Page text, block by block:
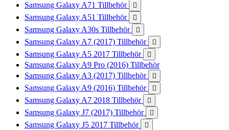
Samsung Galaxy A71 Tillbehör 
Samsung Galaxy A51 Tillbehör 
Samsung Galaxy A30s Tillbehör 
Samsung Galaxy A7 (2017) Tillbehör 
Samsung Galaxy A5 2017 Tillbehör 
Samsung Galaxy A9 Pro (2016) Tillbehör
Samsung Galaxy A3 (2017) Tillbehör

Samsung Galaxy A9 (2016) Tillbehör 
Samsung Galaxy A7 2018 Tillbehör 
Samsung Galaxy J7 (2017) Tillbehör 
Samsung Galaxy J5 2017 Tillbehör 